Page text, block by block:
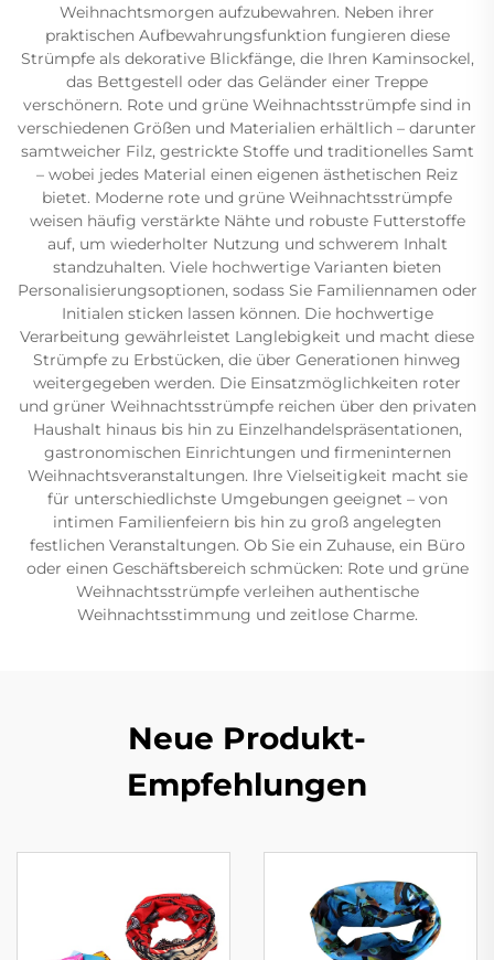
Weihnachtsmorgen aufzubewahren. Neben ihrer
praktischen Aufbewahrungsfunktion fungieren diese
Strümpfe als dekorative Blickfänge, die Ihren Kaminsockel,
das Bettgestell oder das Geländer einer Treppe
verschönern. Rote und grüne Weihnachtsstrümpfe sind in
verschiedenen Größen und Materialien erhältlich – darunter
samtweicher Filz, gestrickte Stoffe und traditionelles Samt
– wobei jedes Material einen eigenen ästhetischen Reiz
bietet. Moderne rote und grüne Weihnachtsstrümpfe
weisen häufig verstärkte Nähte und robuste Futterstoffe
auf, um wiederholter Nutzung und schwerem Inhalt
standzuhalten. Viele hochwertige Varianten bieten
Personalisierungsoptionen, sodass Sie Familiennamen oder
Initialen sticken lassen können. Die hochwertige
Verarbeitung gewährleistet Langlebigkeit und macht diese
Strümpfe zu Erbstücken, die über Generationen hinweg
weitergegeben werden. Die Einsatzmöglichkeiten roter
und grüner Weihnachtsstrümpfe reichen über den privaten
Haushalt hinaus bis hin zu Einzelhandelspräsentationen,
gastronomischen Einrichtungen und firmeninternen
Weihnachtsveranstaltungen. Ihre Vielseitigkeit macht sie
für unterschiedlichste Umgebungen geeignet – von
intimen Familienfeiern bis hin zu groß angelegten
festlichen Veranstaltungen. Ob Sie ein Zuhause, ein Büro
oder einen Geschäftsbereich schmücken: Rote und grüne
Weihnachtsstrümpfe verleihen authentische
Weihnachtsstimmung und zeitlose Charme.
Neue Produkt-
Empfehlungen